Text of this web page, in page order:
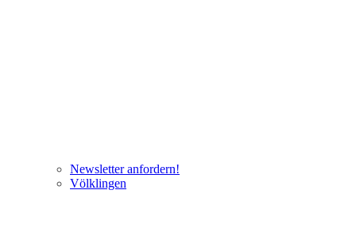
Newsletter anfordern!
Völklingen